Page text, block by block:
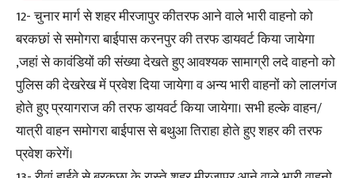
12- चुनार मार्ग से शहर मीरजापुर कीतरफ आने वाले भारी वाहनो को
बरकछां से समोगरा बाईपास करनपुर की तरफ डायवर्ट किया जायेगा
,जहां से कावंडियों की संख्या देखते हुए आवश्यक सामाग्री लदे वाहनो को
पुलिस की देखरेख में प्रवेश दिया जायेगा व अन्य भारी वाहनों को लालगंज
होते हुए प्रयागराज की तरफ डायवर्ट किया जायेगा। सभी हल्के वाहन/
यात्री वाहन समोगरा बाईपास से बथुआ तिराहा होते हुए शहर की तरफ
प्रवेश करेगें।